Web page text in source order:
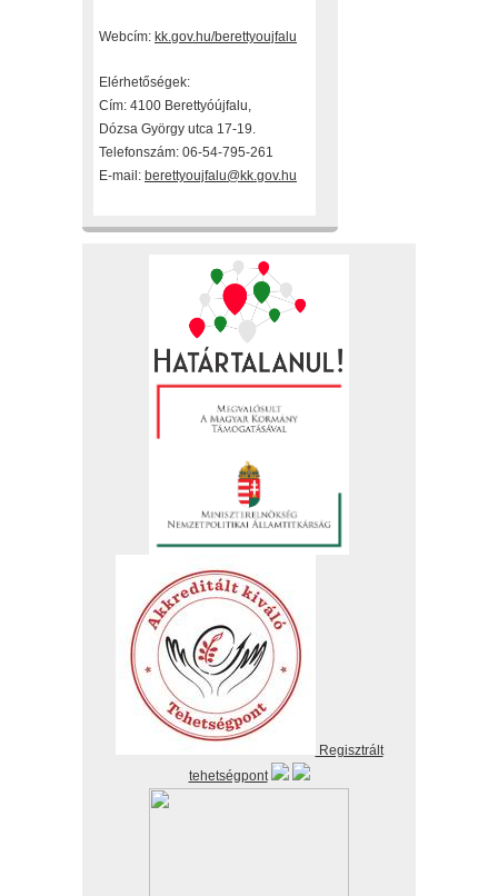
Webcím: kk.gov.hu/berettyoujfalu
Elérhetőségek:
Cím: 4100 Berettyóújfalu,
Dózsa György utca 17-19.
Telefonszám: 06-54-795-261
E-mail: berettyoujfalu@kk.gov.hu
Regisztrált
tehetségpont